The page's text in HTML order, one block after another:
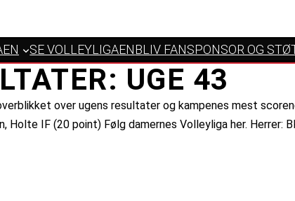
SE VOLLEYLIGAENBLIV FANSPONSOR OG
UGE 43
over ugens resultater og kampenes mest
Holte IF (20 point) Følg damernes Volleyliga her.